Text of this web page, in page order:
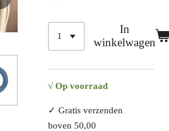
In
winkelwagen
√ Op voorraad
✓ Gratis verzenden
boven 50,00